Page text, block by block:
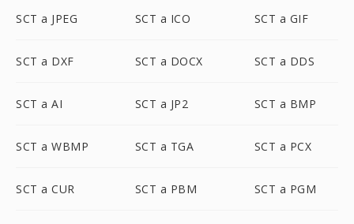
SCT a JPEG SCT a ICO SCT a GIF
SCT a DXF SCT a DOCX SCT a DDS
SCT a AI SCT a JP2 SCT a BMP
SCT a WBMP SCT a TGA SCT a PCX
SCT a CUR SCT a PBM SCT a PGM